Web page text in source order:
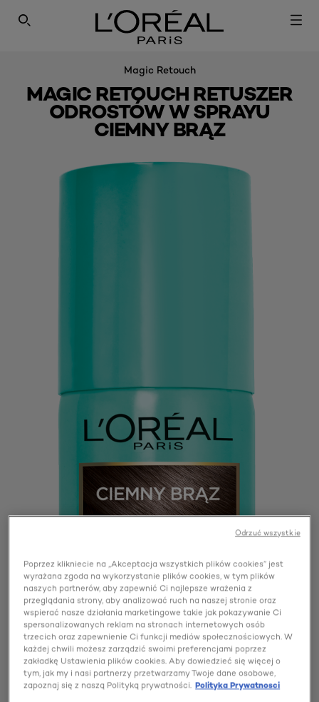
SEARCH THIS SITE
Magic Retouch
MAGIC RETOUCH RETUSZER
ODROSTÓW W SPRAYU
CIEMNY BRĄZ
Poprzez klikniecie na „Akceptacja wszystkich plików cookies” jest
wyrażana zgoda na wykorzystanie plików cookies, w tym plików
naszych partnerów, aby zapewnić Ci najlepsze wrażenia z
przeglądania strony, aby analizować ruch na naszej stronie oraz
wspierać nasze działania marketingowe takie jak pokazywanie Ci
spersonalizowanych reklam na stronach internetowych osób
trzecich oraz zapewnienie Ci funkcji mediów społecznościowych. W
każdej chwili możesz zarządzić swoimi preferencjami poprzez
zakładkę Ustawienia plików cookies. Aby dowiedzieć się więcej o
tym, jak my i nasi partnerzy przetwarzamy Twoje dane osobowe,
zapoznaj się z naszą Polityką prywatności. Polityka Prywatnosci
Odrzuć wszystkie